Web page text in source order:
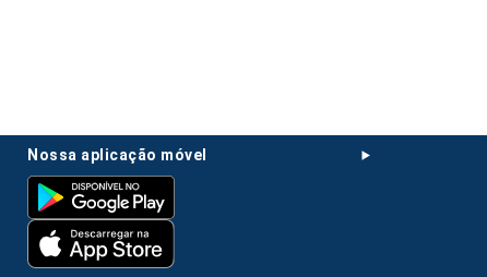
nossa aplicação móvel